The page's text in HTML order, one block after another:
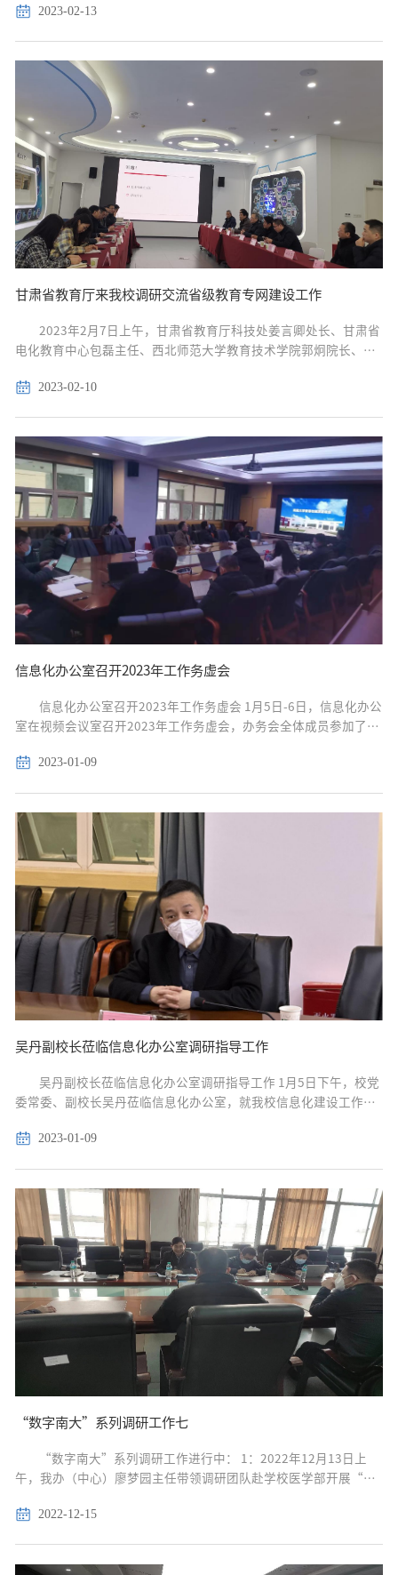
职的工作，对构建平安校园、校园网络安全、...
2023-02-13
甘肃省教育厅来我校调研交流省级教育专网建设工作
2023年2月7日上午，甘肃省教育厅科技处姜言卿处长、甘肃省
电化教育中心包磊主任、西北师范大学教育技术学院郭炯院长、兰
点）就省级教育专网建设运维和智慧教育平台建设应用等工作进行
2023-02-10
信息化办公室召开2023年工作务虚会
信息化办公室召开2023年工作务虚会 1月5日-6日，信息化办公
室在视频会议室召开2023年工作务虚会，办务会全体成员参加了此
责人对过去工作做了简要回顾，参会全体人员就2023年“...
2023-01-09
吴丹副校长莅临信息化办公室调研指导工作
吴丹副校长莅临信息化办公室调研指导工作 1月5日下午，校党
委常委、副校长吴丹莅临信息化办公室，就我校信息化建设工作展
副主任占传杰及相关负责人陪同并参加了调研。...
2023-01-09
“数字南大”系列调研工作七
“数字南大”系列调研工作进行中： 1：2022年12月13日上
午，我办（中心）廖梦园主任带领调研团队赴学校医学部开展“数
要科室、附属医院负责人参与调研。 ...
2022-12-15